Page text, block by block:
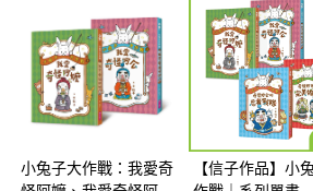
」時，將依據個別帳號之用戶狀況，依本公司即
；若仍有額度不足之情形，本公司將視審查結果
或使用他人資訊註冊。若發現惡意使用之情形，
權停止該用戶之使用額度並採取法律行動。
小兔子大作戰：我愛奇
【信子作品】小